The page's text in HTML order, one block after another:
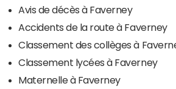
Avis de décès à Faverney
Accidents de la route à Faverney
Classement des collèges à
Classement lycées à Faverney
Maternelle à Faverney